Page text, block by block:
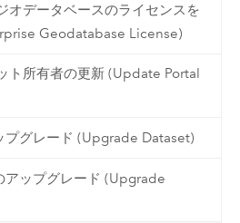
オデータベースのライセンスを
Geodatabase License)
ト所有者の更新 (Update Portal
プグレード (Upgrade Dataset)
アップグレード (Upgrade